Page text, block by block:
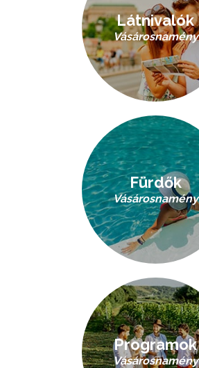
Látnivalók
Vásárosnamény
Fürdők
Vásárosnamény
Programok
Vásárosnamény